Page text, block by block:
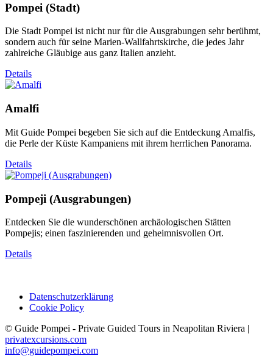
Pompei (Stadt)
Die Stadt Pompei ist nicht nur für die Ausgrabungen sehr berühmt,
sondern auch für seine Marien-Wallfahrtskirche, die jedes Jahr
zahlreiche Gläubige aus ganz Italien anzieht.
Details
Amalfi
Mit Guide Pompei begeben Sie sich auf die Entdeckung Amalfis,
die Perle der Küste Kampaniens mit ihrem herrlichen Panorama.
Details
Pompeji (Ausgrabungen)
Entdecken Sie die wunderschönen archäologischen Stätten
Pompejis; einen faszinierenden und geheimnisvollen Ort.
Details
Datenschutzerklärung
Cookie Policy
© Guide Pompei - Private Guided Tours in Neapolitan Riviera |
privatexcursions.com
info@guidepompei.com